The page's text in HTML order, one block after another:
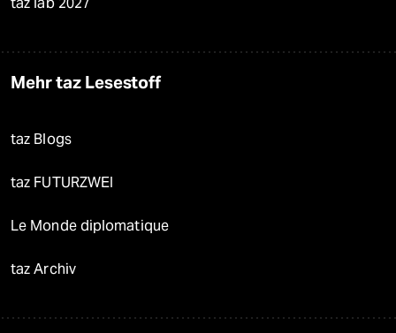
Mehr taz Lesestoff
taz Blogs
taz FUTURZWEI
Le Monde diplomatique
taz Archiv